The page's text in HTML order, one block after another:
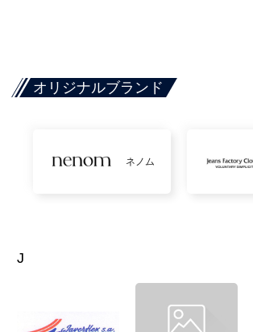
オリジナルブランド
ネノム
J